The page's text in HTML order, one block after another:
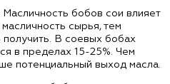
бобов сои влияет
сырья, тем
В соевых бобах
в пределах 15-25%. Чем
потенциальный выход масла.